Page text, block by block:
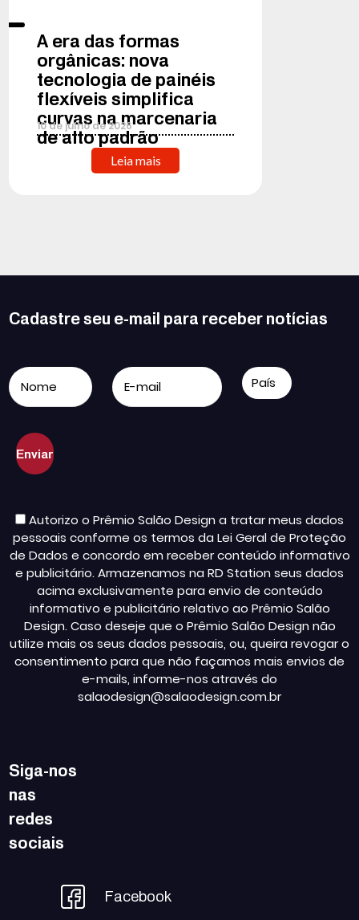
A era das formas
orgânicas: nova
tecnologia de painéis
flexíveis simplifica
curvas na marcenaria
de alto padrão
10de julho de2026
Leia mais
Cadastre seu e-mail para receber notícias
Autorizo o Prêmio Salão Design a tratar meus dados
pessoais conforme os termos da Lei Geral de Proteção
de Dados e concordo em receber conteúdo informativo
e publicitário. Armazenamos na RD Station seus dados
acima exclusivamente para envio de conteúdo
informativo e publicitário relativo ao Prêmio Salão
Design. Caso deseje que o Prêmio Salão Design não
utilize mais os seus dados pessoais, ou, queira revogar o
consentimento para que não façamos mais envios de
e-mails, informe-nos através do
salaodesign@salaodesign.com.br
Siga-nos
nas
redes
sociais
Facebook